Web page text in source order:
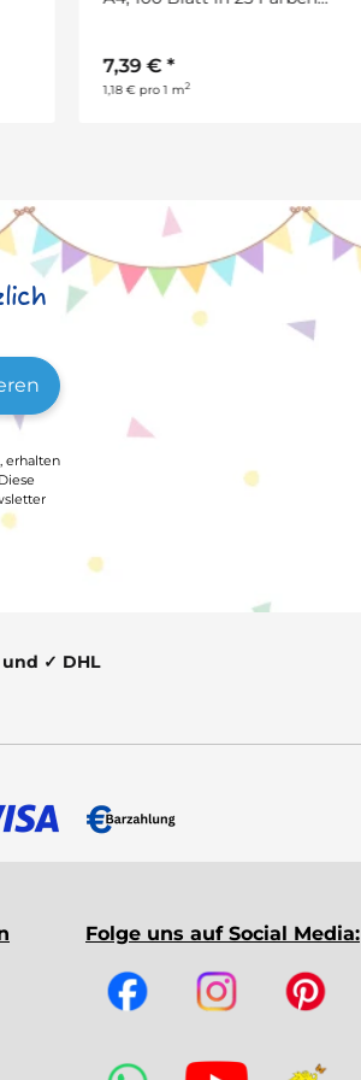
erhalten
✓ DHL
Folge uns auf Social Media: